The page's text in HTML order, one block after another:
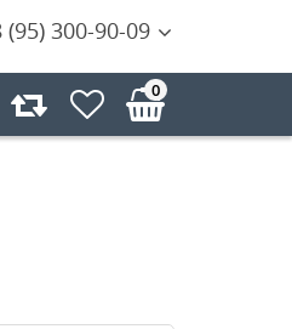
(95) 300-90-09
0